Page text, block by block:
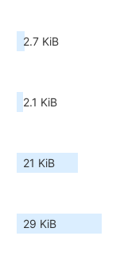
2.7 KiB
2.1 KiB
21 KiB
29 KiB